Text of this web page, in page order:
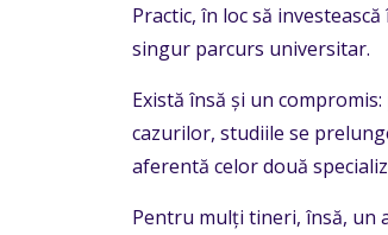
Practic, în loc să
singur parcurs universitar.
Există însă și un
cazurilor, studiile se
aferentă celor două
Pentru mulți tineri, însă, un